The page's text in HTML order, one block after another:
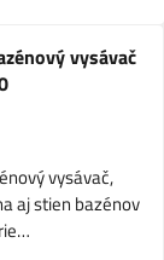
vysávač
vysávač,
aj stien bazénov